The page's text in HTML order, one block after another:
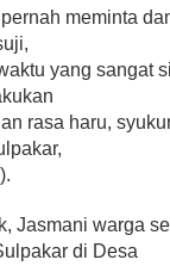
meminta
yang sangat
rasa haru,
Jasmani warga
di Desa